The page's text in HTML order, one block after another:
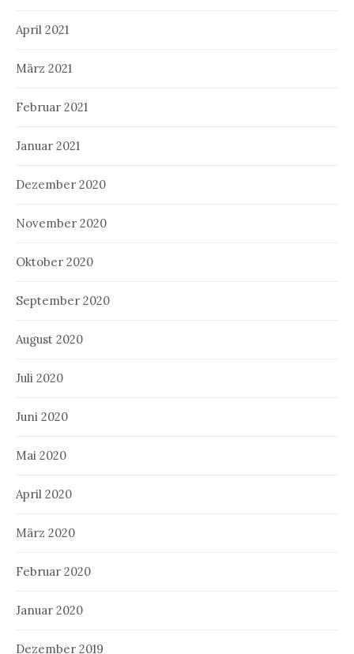
April 2021
März 2021
Februar 2021
Januar 2021
Dezember 2020
November 2020
Oktober 2020
September 2020
August 2020
Juli 2020
Juni 2020
Mai 2020
April 2020
März 2020
Februar 2020
Januar 2020
Dezember 2019